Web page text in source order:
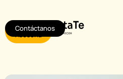
contenido
Agendar
Asesoría
Contáctanos
navigation